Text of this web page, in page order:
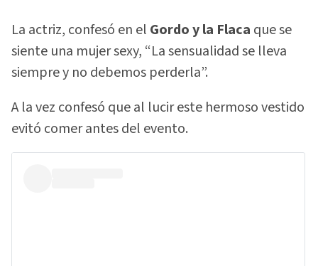
La actriz, confesó en el Gordo y la Flaca que se
siente una mujer sexy, “La sensualidad se lleva
siempre y no debemos perderla”.
A la vez confesó que al lucir este hermoso vestido
evitó comer antes del evento.